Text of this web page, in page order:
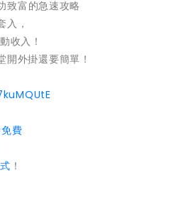
致富的急速攻略
入，
收入！
開外掛還要簡單！
費
！